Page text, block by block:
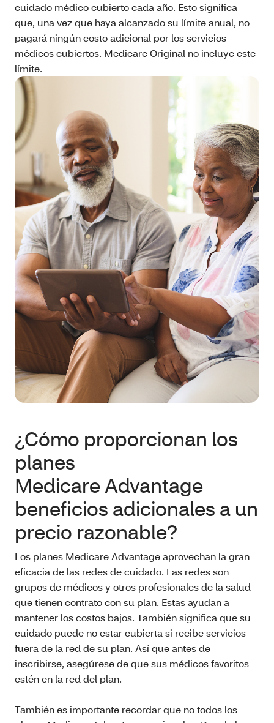
cuidado médico cubierto cada año. Esto significa
que, una vez que haya alcanzado su límite anual, no
pagará ningún costo adicional por los servicios
médicos cubiertos. Medicare Original no incluye este
límite.
¿Cómo proporcionan los
planes
Medicare Advantage
beneficios adicionales a un
precio razonable?
Los planes Medicare Advantage aprovechan la gran
eficacia de las redes de cuidado. Las redes son
grupos de médicos y otros profesionales de la salud
que tienen contrato con su plan. Estas ayudan a
mantener los costos bajos. También significa que su
cuidado puede no estar cubierta si recibe servicios
fuera de la red de su plan. Así que antes de
inscribirse, asegúrese de que sus médicos favoritos
estén en la red del plan.
También es importante recordar que no todos los